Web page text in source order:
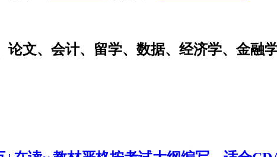
论文、会计、留学、数据、经济学、金融